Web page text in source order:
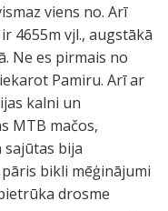
viens no. Arī
4655m vjl., augstākā
Ne es pirmais no
Pamiru. Arī ar
kalni un
MTB mačos,
sajūtas bija
bikli mēģinājumi
drosme